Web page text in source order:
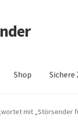
Shop Sichere
Kasse Kontakt
mit „Störsender